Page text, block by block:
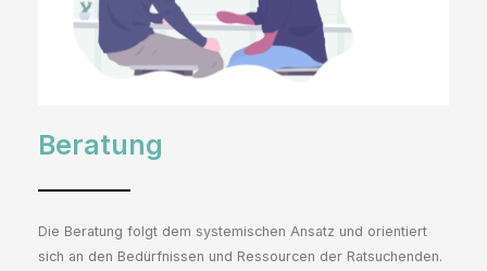
Beratung
Die Beratung folgt dem systemischen Ansatz und orientiert
sich an den Bedürfnissen und Ressourcen der Ratsuchenden.